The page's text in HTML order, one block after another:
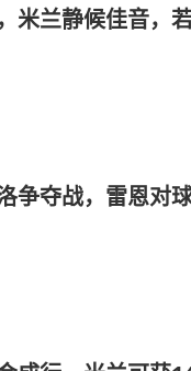
米兰静候佳音，
争夺战，雷恩对